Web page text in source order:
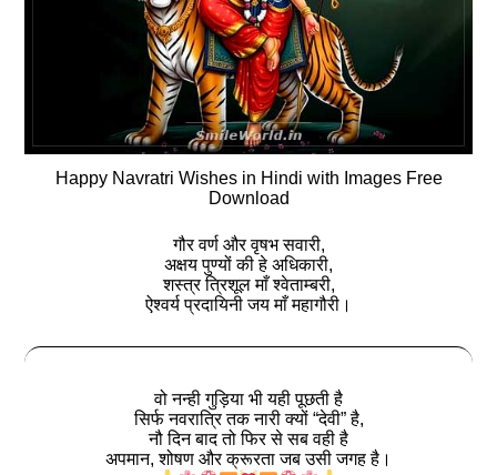
Happy Navratri Wishes in Hindi with Images Free
Download
गौर वर्ण और वृषभ सवारी,
अक्षय पुण्यों की हे अधिकारी,
शस्त्र त्रिशूल माँ श्वेताम्बरी,
ऐश्वर्य प्रदायिनी जय माँ महागौरी।
वो नन्ही गुड़िया भी यही पूछती है
सिर्फ नवरात्रि तक नारी क्यों “देवी” है,
नौ दिन बाद तो फिर से सब वही है
अपमान, शोषण और क्रूरता जब उसी जगह है।